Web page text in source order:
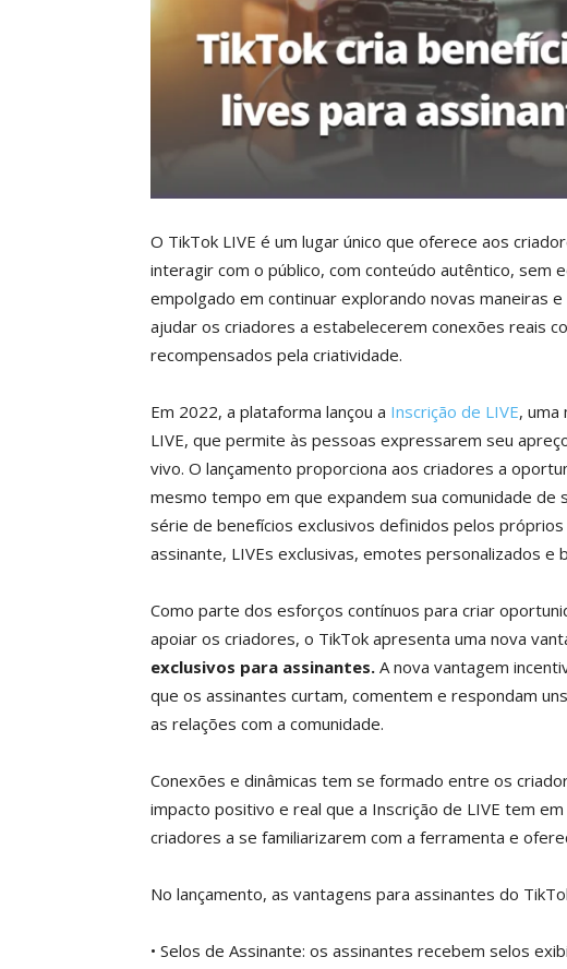
O TikTok LIVE é um lugar único que oferece aos
interagir com o público, com conteúdo autêntico, sem
empolgado em continuar explorando novas maneiras
ajudar os criadores a estabelecerem conexões reais
recompensados pela criatividade.
Em 2022, a plataforma lançou a Inscrição de LIVE, uma
LIVE, que permite às pessoas expressarem seu
vivo. O lançamento proporciona aos criadores a
mesmo tempo em que expandem sua comunidade
série de benefícios exclusivos definidos pelos
assinante, LIVEs exclusivas, emotes personalizados e
Como parte dos esforços contínuos para criar
apoiar os criadores, o TikTok apresenta uma nova
exclusivos para assinantes. A nova vantagem
que os assinantes curtam, comentem e respondam
as relações com a comunidade.
Conexões e dinâmicas tem se formado entre os
impacto positivo e real que a Inscrição de LIVE tem
criadores a se familiarizarem com a ferramenta e
No lançamento, as vantagens para assinantes do
• Selos de Assinante: os assinantes recebem selos